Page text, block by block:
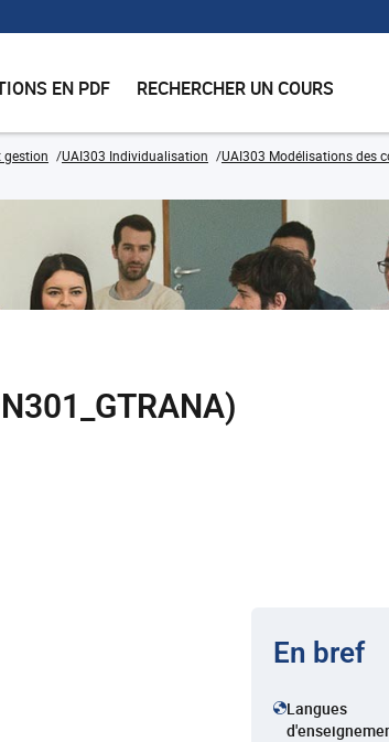
EN PDF RECHERCHER UN COURS
gestion UAI303 Individualisation
UAI303 Modélisations des
En bref
Langues